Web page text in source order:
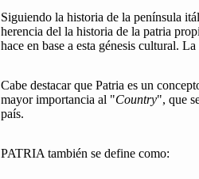
Siguiendo la historia de la península
herencia del la historia de la patria
hace en base a esta génesis cultural. La
Cabe destacar que Patria es un
mayor importancia al "Country", que
país.
PATRIA también se define como: